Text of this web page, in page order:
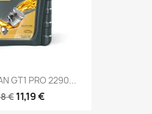
GT1 PRO 2290...
€ 11,19 €